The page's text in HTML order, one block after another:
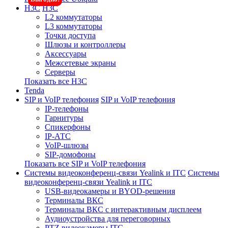
H3C H3C
L2 коммутаторы
L3 коммутаторы
Точки доступа
Шлюзы и контроллеры
Аксессуары
Межсетевые экраны
Серверы
Показать все H3C
Tenda
SIP и VoIP телефония SIP и VoIP телефония
IP-телефоны
Гарнитуры
Спикерфоны
IP-АТС
VoIP-шлюзы
SIP-домофоны
Показать все SIP и VoIP телефония
Системы видеоконференц-связи Yealink и ITC Системы
видеоконференц-связи Yealink и ITC
USB-видеокамеры и BYOD-решения
Терминалы ВКС
Терминалы ВКС с интерактивным дисплеем
Аудиоустройства для переговорных